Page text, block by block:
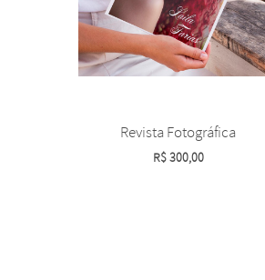
Revista Fotográfica
R$300,00